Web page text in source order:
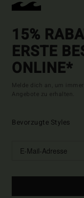
15%
ERSTE
ONLINE*
Melde dich an, um
Angebote zu erhalten.
Bevorzugte Styles